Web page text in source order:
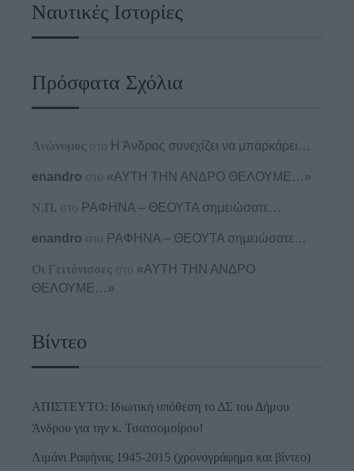
Ναυτικές Ιστορίες
Πρόσφατα Σχόλια
Ανώνυμος στο Η Άνδρος συνεχίζει να μπαρκάρει…
enandro στο «ΑΥΤΗ ΤΗΝ ΑΝΔΡΟ ΘΕΛΟΥΜΕ…»
Ν.Π. στο ΡΑΦΗΝΑ – ΘΕΟΥΤΑ σημειώσατε…
enandro στο ΡΑΦΗΝΑ – ΘΕΟΥΤΑ σημειώσατε…
Οι Γειτόνισσες στο «ΑΥΤΗ ΤΗΝ ΑΝΔΡΟ
ΘΕΛΟΥΜΕ…»
Βίντεο
ΑΠΙΣΤΕΥΤΟ: Ιδιωτική υπόθεση το ΔΣ του Δήμου
Άνδρου για την κ. Τσατσομοίρου!
Λιμάνι Ραφήνας 1945-2015 (χρονογράφημα και βίντεο)